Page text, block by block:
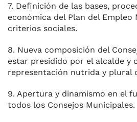
7. Definición de las bases,
económica del Plan del Empleo
criterios sociales.
8. Nueva composición del
estar presidido por el alcalde y
representación nutrida y plural
9. Apertura y dinamismo en el
todos los Consejos Municipales.